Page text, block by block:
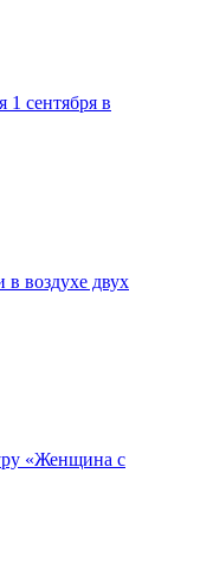
сентября в
воздухе двух
«Женщина с